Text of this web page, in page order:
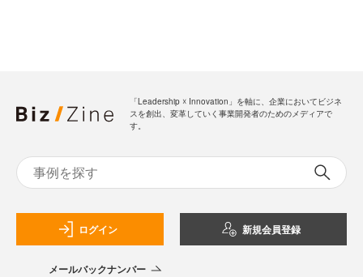
スを創出、変革していく事業開発者のためのメディアで
す。
ログイン 新規会員登録
メールバックナンバー